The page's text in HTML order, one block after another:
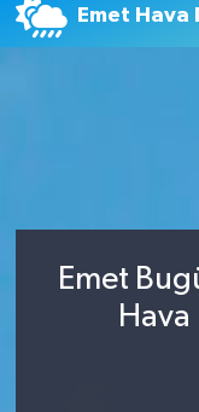
Emet Hava
Emet
Spor
Siyaset
Ekonomi
Adana
Son Dakika
Haber Arşivi